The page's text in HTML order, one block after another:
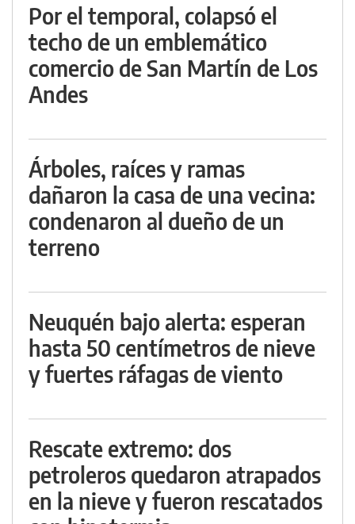
Por el temporal, colapsó el
techo de un emblemático
comercio de San Martín de Los
Andes
Árboles, raíces y ramas
dañaron la casa de una vecina:
condenaron al dueño de un
terreno
Neuquén bajo alerta: esperan
hasta 50 centímetros de nieve
y fuertes ráfagas de viento
Rescate extremo: dos
petroleros quedaron atrapados
en la nieve y fueron rescatados